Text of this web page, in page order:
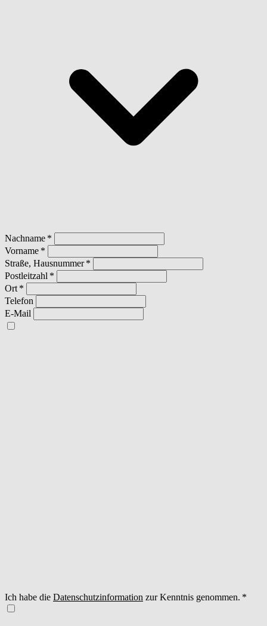
Nachname
Vorname
Straße, Hausnummer
Postleitzahl
Ort
Telefon
E-Mail
Ich habe die Datenschutzinformation zur Kenntnis genommen.